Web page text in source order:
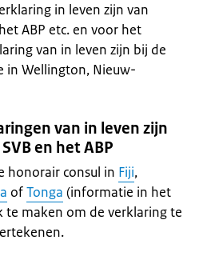
in leven zijn van
ABP etc. en voor het
van in leven zijn bij de
in Wellington, Nieuw-
van in leven zijn
en het ABP
honorair consul in Fiji,
ofTonga (informatie in het
te maken om de verklaring te